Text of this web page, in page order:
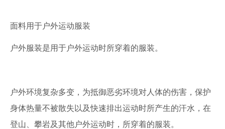
面料用于户外运动服装
户外服装是用于户外运动时所穿着的服装。
户外环境复杂多变，为抵御恶劣环境对人体的伤害，保护
身体热量不被散失以及快速排出运动时所产生的汗水，在
登山、攀岩及其他户外运动时，所穿着的服装。